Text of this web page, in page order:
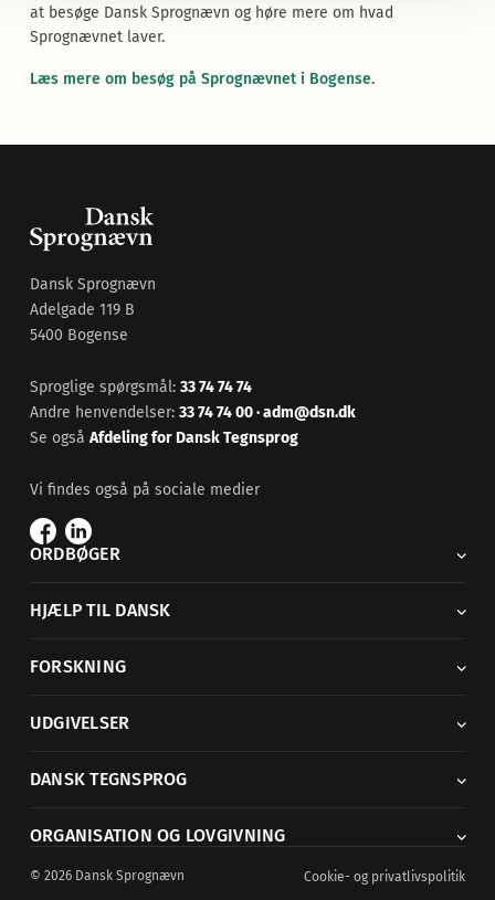
at besøge Dansk Sprognævn og høre mere om hvad
Sprognævnet laver.
Læs mere om besøg på Sprognævnet i Bogense.
Dansk Sprognævn
Adelgade 119 B
5400 Bogense
Sproglige spørgsmål: 33 74 74 74
Andre henvendelser: 33 74 74 00·adm@dsn.dk
Se også Afdeling for Dansk Tegnsprog
Vi findes også på sociale medier
ORDBØGER
HJÆLP TIL DANSK
FORSKNING
UDGIVELSER
DANSK TEGNSPROG
ORGANISATION OG LOVGIVNING
© 2026 Dansk Sprognævn Cookie- og privatlivspolitik